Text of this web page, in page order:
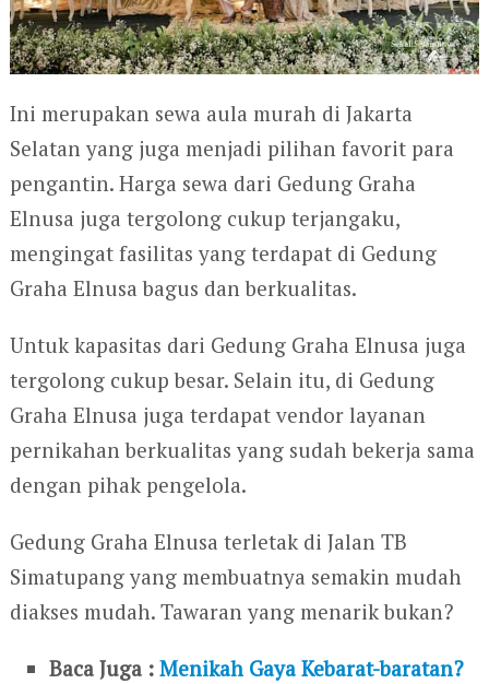
Ini merupakan sewa aula murah di Jakarta
Selatan yang juga menjadi pilihan favorit para
pengantin. Harga sewa dari Gedung Graha
Elnusa juga tergolong cukup terjangaku,
mengingat fasilitas yang terdapat di Gedung
Graha Elnusa bagus dan berkualitas.
Untuk kapasitas dari Gedung Graha Elnusa juga
tergolong cukup besar. Selain itu, di Gedung
Graha Elnusa juga terdapat vendor layanan
pernikahan berkualitas yang sudah bekerja sama
dengan pihak pengelola.
Gedung Graha Elnusa terletak di Jalan TB
Simatupang yang membuatnya semakin mudah
diakses mudah. Tawaran yang menarik bukan?
Baca Juga :Menikah Gaya Kebarat-baratan?